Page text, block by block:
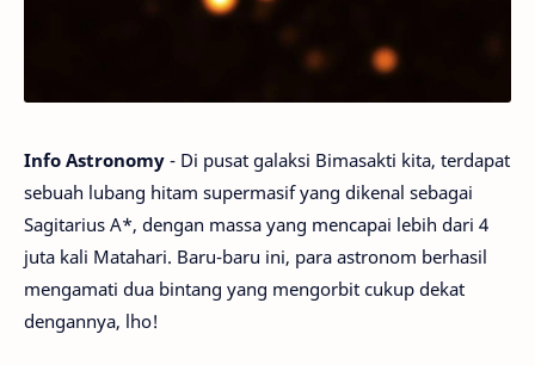
Info Astronomy - Di pusat galaksi Bimasakti kita, terdapat
sebuah lubang hitam supermasif yang dikenal sebagai
Sagitarius A*, dengan massa yang mencapai lebih dari 4
juta kali Matahari. Baru-baru ini, para astronom berhasil
mengamati dua bintang yang mengorbit cukup dekat
dengannya, lho!